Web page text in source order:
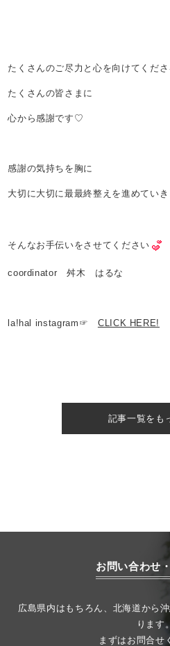
たくさんのご尽力と心を向けてくださ
たくさんの皆さまに
心から感謝です♡
感謝の気持ちを胸に
大切に大切に最最終整えを進めてい
そんなお手伝いをさせてください
coordinator 舛木 はるな
la!hal instagram☞ CLICK HERE!
記事一覧をも
お問い合わせ
広島県内はもちろん、北海道から
ります。
まずはお問合せ